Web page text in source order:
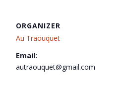
ORGANIZER
Au Traouquet
Email:
autraouquet@gmail.com